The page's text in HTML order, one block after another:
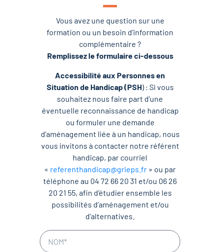
Vous avez une question sur une
formation ou un besoin d’information
complémentaire ?
Remplissez le formulaire ci-dessous
Accessibilité aux Personnes en
Situation de Handicap (PSH) : Si vous
souhaitez nous faire part d’une
éventuelle reconnaissance de handicap
ou formuler une demande
d’aménagement liée à un handicap, nous
vous invitons à contacter notre référent
handicap, par courriel
« referenthandicap@grieps.fr » ou par
téléphone au 04 72 66 20 31 et/ou 06 26
20 21 55, afin d’étudier ensemble les
possibilités d’aménagement et/ou
d’alternatives.